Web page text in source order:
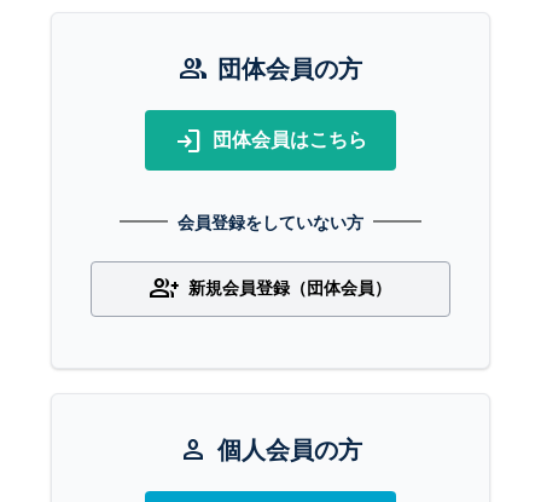
group 団体会員の方
login 団体会員はこちら
会員登録をしていない方
group_add 新規会員登録（団体会員）
person 個人会員の方